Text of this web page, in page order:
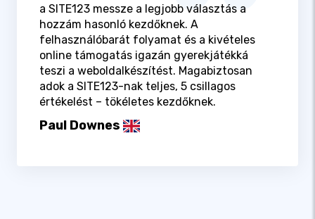
a SITE123 messze a legjobb választás a
hozzám hasonló kezdőknek. A
felhasználóbarát folyamat és a kivételes
online támogatás igazán gyerekjátékká
teszi a weboldalkészítést. Magabiztosan
adok a SITE123-nak teljes, 5 csillagos
értékelést – tökéletes kezdőknek.
Paul Downes